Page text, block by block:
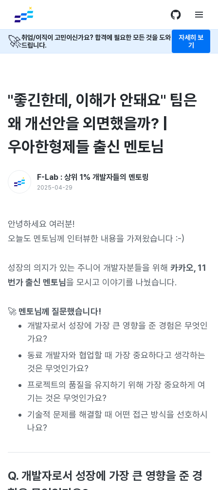
🚀취업/이직이 고민이신가요? 합격에 필요한 모든 것을 도와
드립니다.
자세히 보
기
"좋긴한데, 이해가 안돼요" 팀은
왜 개선안을 외면했을까? |
우아한형제들 출신 멘토님
F-Lab : 상위 1% 개발자들의 멘토링
2025-04-29
안녕하세요 여러분!
오늘도 멘토님께 인터뷰한 내용을 가져왔습니다 :-)
성장의 의지가 있는 주니어 개발자분들을 위해 카카오, 11
번가 출신 멘토님을 모시고 이야기를 나눴습니다.
🚀 멘토님께 질문했습니다!
개발자로서 성장에 가장 큰 영향을 준 경험은 무엇인
가요?
동료 개발자와 협업할 때 가장 중요하다고 생각하는
것은 무엇인가요?
프로젝트의 품질을 유지하기 위해 가장 중요하게 여
기는 것은 무엇인가요?
기술적 문제를 해결할 때 어떤 접근 방식을 선호하시
나요?
Q. 개발자로서 성장에 가장 큰 영향을 준 경